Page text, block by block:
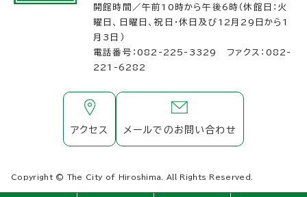
開館時間／午前10時から午後6時（休館日：火
曜日、日曜日、祝日・休日及び12月29日から1
月3日）
電話番号：082-225-3329 ファクス：082-
221-6282
アクセス メールでのお問い合わせ
Copyright © The City of Hiroshima. All Rights Reserved.